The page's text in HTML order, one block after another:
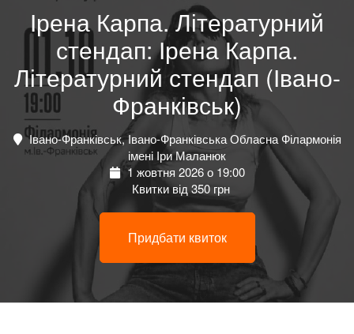
Ірена Карпа. Літературний
стендап: Ірена Карпа.
Літературний стендап (Івано-
Франківськ)
Івано-Франківськ, Івано-Франківська Обласна Філармонія
імені Іри Маланюк
1 жовтня 2026 о 19:00
Квитки від 350 грн
Придбати квиток